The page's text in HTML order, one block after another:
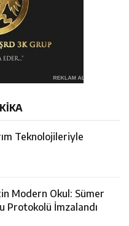
Teknolojileriyle
Modern Okul: Sümer
Protokolü İmzalandı